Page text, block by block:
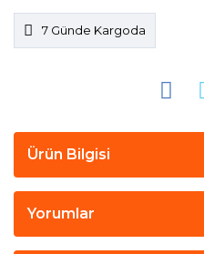
7 Günde Kargoda
Ürün Bilgisi
Yorumlar